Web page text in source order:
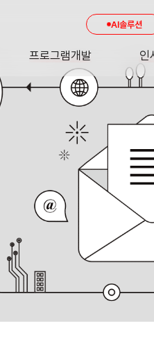
프로그램개발
SOFTWARE
인
AI솔루션